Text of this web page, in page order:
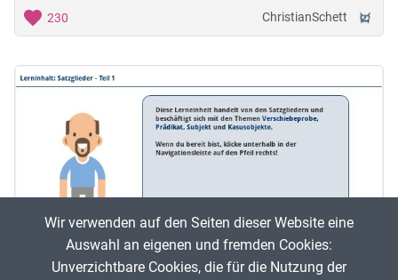
230 ChristianSchett
Wir verwenden auf den Seiten dieser Website eine
Auswahl an eigenen und fremden Cookies:
Unverzichtbare Cookies, die für die Nutzung der